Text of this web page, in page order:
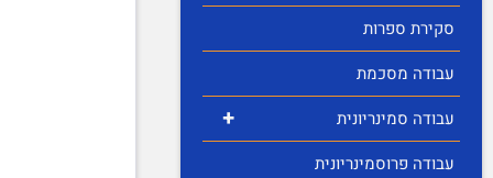
סקירת ספרות
עבודה מסכמת
+
עבודה סמינריונית
עבודה פרוסמינריונית